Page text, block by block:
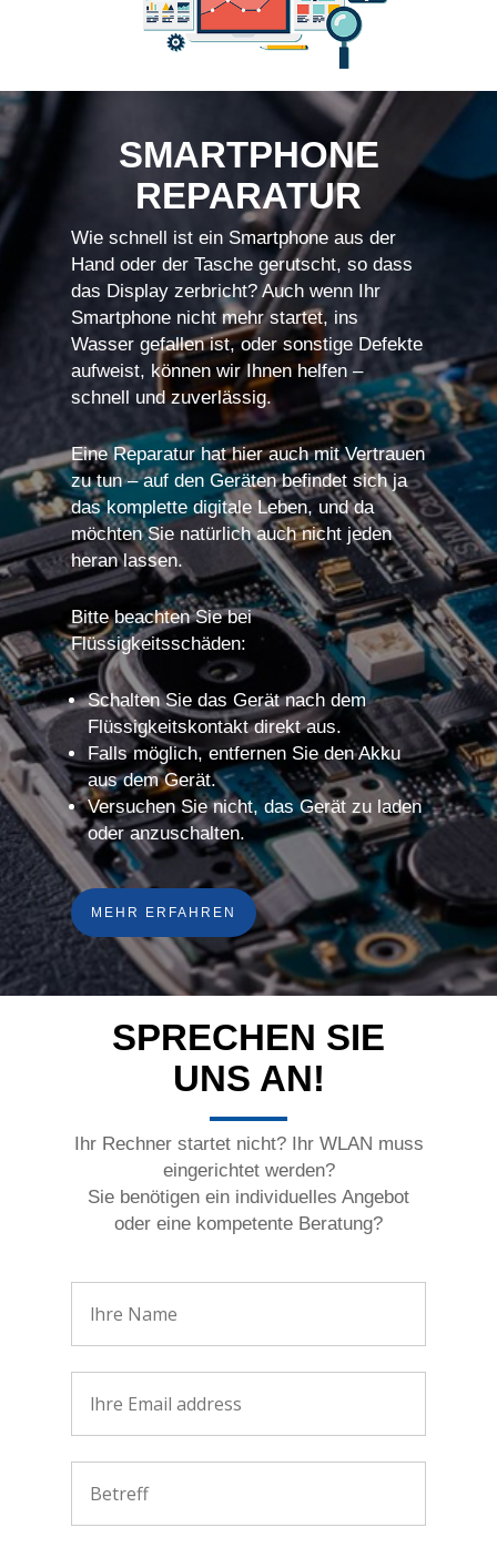
SMARTPHONE
REPARATUR
Wie schnell ist ein Smartphone aus der
Hand oder der Tasche gerutscht, so dass
das Display zerbricht? Auch wenn Ihr
Smartphone nicht mehr startet, ins
Wasser gefallen ist, oder sonstige Defekte
aufweist, können wir Ihnen helfen –
schnell und zuverlässig.
Eine Reparatur hat hier auch mit Vertrauen
zu tun – auf den Geräten befindet sich ja
das komplette digitale Leben, und da
möchten Sie natürlich auch nicht jeden
heran lassen.
Bitte beachten Sie bei
Flüssigkeitsschäden:
Schalten Sie das Gerät nach dem
Flüssigkeitskontakt direkt aus.
Falls möglich, entfernen Sie den Akku
aus dem Gerät.
Versuchen Sie nicht, das Gerät zu laden
oder anzuschalten.
MEHR ERFAHREN
SPRECHEN SIE
UNS AN!
Ihr Rechner startet nicht? Ihr WLAN muss
eingerichtet werden?
Sie benötigen ein individuelles Angebot
oder eine kompetente Beratung?